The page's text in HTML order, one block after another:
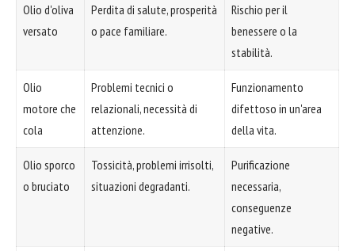
Olio d'oliva
versato
Perdita di salute, prosperità
o pace familiare.
Rischio per il
benessere o la
stabilità.
Olio
motore che
cola
Problemi tecnici o
relazionali, necessità di
attenzione.
Funzionamento
difettoso in un'area
della vita.
Olio sporco
o bruciato
Tossicità, problemi irrisolti,
situazioni degradanti.
Purificazione
necessaria,
conseguenze
negative.